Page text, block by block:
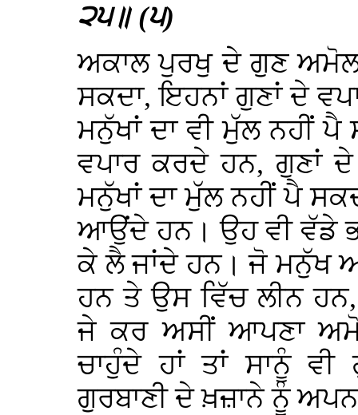
੨੫॥ (੫)
ਅਕਾਲ ਪੁਰਖੁ ਦੇ ਗੁਣ
ਸਕਦਾ, ਇਹਨਾਂ ਗੁਣਾਂ ਦੇ
ਮਨੁੱਖਾਂ ਦਾ ਵੀ ਮੁੱਲ ਨਹੀਂ
ਵਪਾਰ ਕਰਦੇ ਹਨ, ਗੁਣਾਂ
ਮਨੁੱਖਾਂ ਦਾ ਮੁੱਲ ਨਹੀਂ ਪੈ
ਆਉਂਦੇ ਹਨ। ਉਹ ਵੀ ਵੱਡੇ
ਕੇ ਲੈ ਜਾਂਦੇ ਹਨ। ਜੋ ਮਨੁੱਖ
ਹਨ ਤੇ ਉਸ ਵਿੱਚ ਲੀਨ
ਜੇ ਕਰ ਅਸੀਂ ਆਪਣਾ
ਚਾਹੁੰਦੇ ਹਾਂ ਤਾਂ ਸਾਨੂੰ
ਗੁਰਬਾਣੀ ਦੇ ਖ਼ਜ਼ਾਨੇ ਨੂੰ